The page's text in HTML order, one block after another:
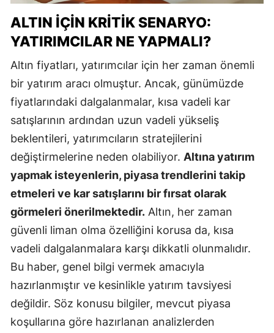
ALTIN İÇIN KRITIK SENARYO:
YATIRIMCILAR NE YAPMALI?
Altın fiyatları, yatırımcılar için her zaman önemli
bir yatırım aracı olmuştur. Ancak, günümüzde
fiyatlarındaki dalgalanmalar, kısa vadeli kar
satışlarının ardından uzun vadeli yükseliş
beklentileri, yatırımcıların stratejilerini
değiştirmelerine neden olabiliyor. Altına yatırım
yapmak isteyenlerin, piyasa trendlerini takip
etmeleri ve kar satışlarını bir fırsat olarak
görmeleri önerilmektedir. Altın, her zaman
güvenli liman olma özelliğini korusa da, kısa
vadeli dalgalanmalara karşı dikkatli olunmalıdır.
Bu haber, genel bilgi vermek amacıyla
hazırlanmıştır ve kesinlikle yatırım tavsiyesi
değildir. Söz konusu bilgiler, mevcut piyasa
koşullarına göre hazırlanan analizlerden